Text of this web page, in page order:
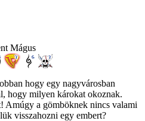
Mágus
hogy egy nagyvárosban
hogy milyen károkat okoznak.
Amúgy a gömböknek nincs valami
visszahozni egy embert?